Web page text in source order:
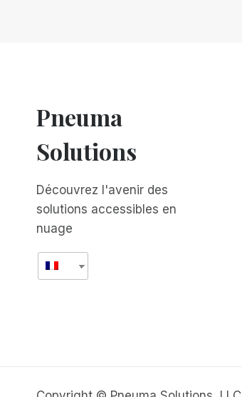
Pneuma
Solutions
Découvrez l'avenir des
solutions accessibles en
nuage